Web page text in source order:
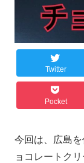
Twitter
Pocket
今回は、広島
ョコレートク